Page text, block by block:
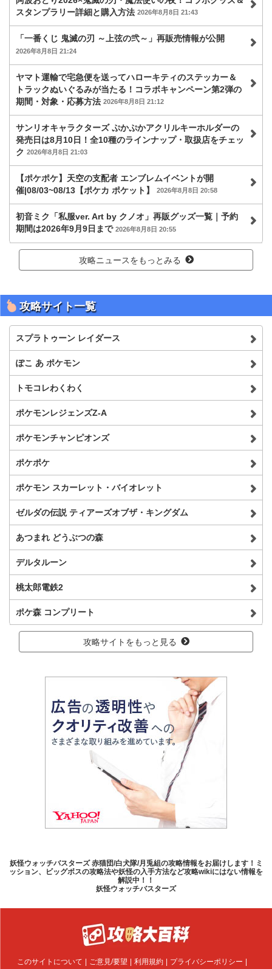
スタンプラリー詳細と購入方法 2026年8月8日 21:43
「一番くじ 鬼滅の刃 ～上弦の弐～」再販売情報が公開
2026年8月8日 21:24
ヤマト運輸で宅急便を送ってハローキティのステッカー＆
トラックぬいぐるみが当たる！コラボキャンペーン第2弾の
期間・対象・応募方法 2026年8月8日 21:12
サンリオキャラクターズ ぷかぷかアクリルキーホルダーの
発売日は8月10日！全10種のラインナップ・取扱店をチェッ
ク 2026年8月8日 21:03
【ポケポケ】天空の支配者 エンブレムイベントが開
催|08/03~08/13【ポケカ ポケット】
2026年8月8日 20:58
初音ミク「私服ver. Art by クノオ」再販グッズ一覧｜予約
期間は2026年9月9日まで 2026年8月8日 20:55
攻略ニュースをもっとみる
攻略サイト一覧
スプラトゥーン レイダース
ぽこ あ ポケモン
トモコレわくわく
ポケモンレジェンズZ-A
ポケモンチャンピオンズ
ポケポケ
ポケモン スカーレット・バイオレット
ゼルダの伝説 ティアーズオブザ・キングダム
あつまれ どうぶつの森
デルタルーン
桃太郎電鉄2
ポケ森 コンプリート
攻略サイトをもっと見る
妖怪ウォッチバスターズ 赤猫団/白犬隊/月兎組の攻略情報をお届けします！ミ
ッション、ビッグボスの攻略法や妖怪の入手方法など攻略wikiにはない情報を
解説中！！
妖怪ウォッチバスターズ
このサイトについて ご意見/要望 利用規約 プライバシーポリシー